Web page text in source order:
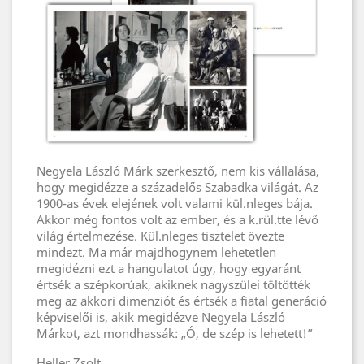
Negyela László Márk szerkesztő, nem kis vállalása,
hogy megidézze a századelős Szabadka világát. Az
1900-as évek elejének volt valami kül.nleges bája.
Akkor még fontos volt az ember, és a k.rül.tte lévő
világ értelmezése. Kül.nleges tisztelet övezte
mindezt. Ma már majdhogynem lehetetlen
megidézni ezt a hangulatot úgy, hogy egyaránt
értsék a szépkorúak, akiknek nagyszülei töltötték
meg az akkori dimenziót és értsék a fiatal generáció
képviselői is, akik megidézve Negyela László
Márkot, azt mondhassák: „Ó, de szép is lehetett!”